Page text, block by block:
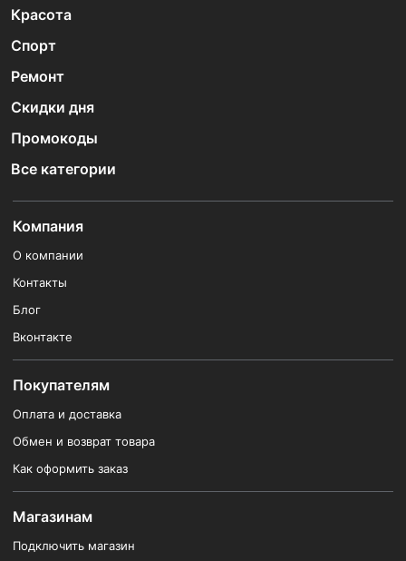
Красота
Спорт
Ремонт
Скидки дня
Промокоды
Все категории
Компания
О компании
Контакты
Блог
Вконтакте
Покупателям
Оплата и доставка
Обмен и возврат товара
Как оформить заказ
Магазинам
Подключить магазин